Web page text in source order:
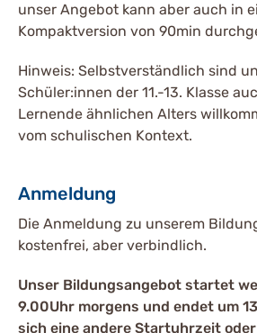
unser Angebot kann aber auch in
Kompaktversion von 90min
Hinweis: Selbstverständlich sind
Schüler:innen der 11.-13. Klasse
Lernende ähnlichen Alters
vom schulischen Kontext.
Anmeldung
Die Anmeldung zu unserem
kostenfrei, aber verbindlich.
Unser Bildungsangebot startet
9.00Uhr morgens und endet um
sich eine andere Startuhrzeit